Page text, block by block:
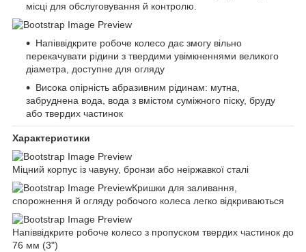
місці для обслуговування й контролю.
Напіввідкрите робоче колесо дає змогу вільно
перекачувати рідини з твердими увімкненнями великого
діаметра, доступне для огляду
Висока опірність абразивним рідинам: мутна,
забруднена вода, вода з вмістом суміжного піску, бруду
або твердих частинок
Характеристики
Міцний корпус із чавуну, бронзи або неіржавкої сталі
Кришки для заливання,
спорожнення й огляду робочого колеса легко відкриваються
Напіввідкрите робоче колесо з пропуском твердих частинок до
76 мм (3")